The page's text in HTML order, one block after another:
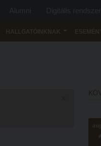
HALLGATÓINKNAK